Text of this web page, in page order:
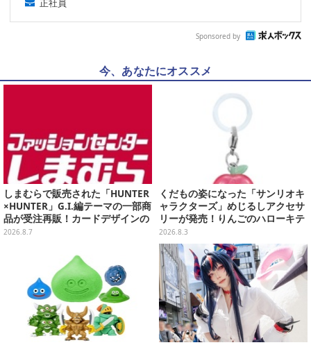
正社員
Sponsored by
今、あなたにオススメ
しまむらで販売された「HUNTER
×HUNTER」G.I.編テーマの一部商
品が受注再販！カードデザインの
キーホルダーや、キルアたちのセ
2026.8.7
くだもの姿になった「サンリオキ
ャラクターズ」めじるしアクセサ
リーが発売！りんごのハローキテ
ィや、パイナップルのポムポムプ
リンなど全5種
2026.8.3